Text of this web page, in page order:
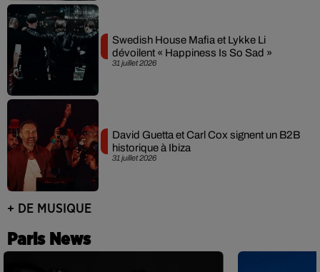
31 juillet 2026
Swedish House Mafia et Lykke Li
dévoilent « Happiness Is So Sad »
31 juillet 2026
David Guetta et Carl Cox signent un B2B
historique à Ibiza
+ DE MUSIQUE
Paris News